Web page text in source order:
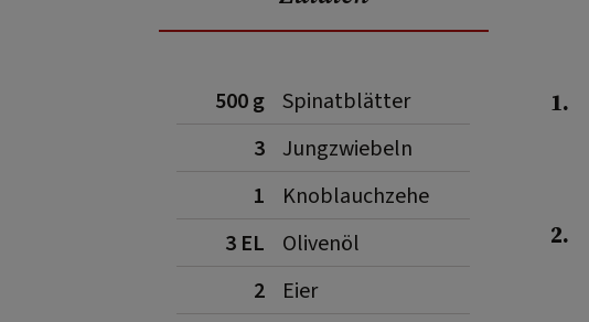
500 g Spinatblätter
3
Jungzwiebeln
1
Knoblauchzehe
3 EL
Olivenöl
2
Eier